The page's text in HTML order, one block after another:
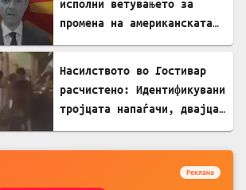
исполни ветувањето за
промена на американската
Насилството во Гостивар
расчистено: Идентификувани
тројцата напаѓачи, двајца
Реклама